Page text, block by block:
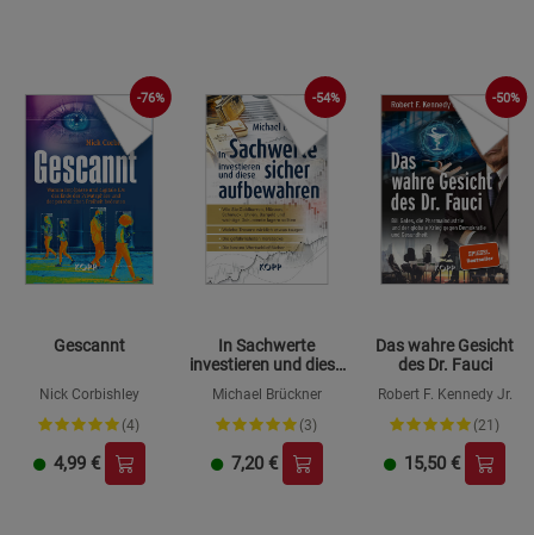
-76%
Gescannt
Nick Corbishley
(4)
4,99 €
-54%
In Sachwerte
investieren und diese
Michael Brückner
(3)
7,20 €
-50%
Das wahre Gesicht
des Dr. Fauci
Robert F. Kennedy Jr.
(21)
15,50 €